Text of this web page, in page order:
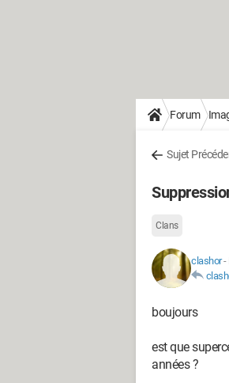
Forum
Sujet
Clans
clashor-
boujours
est que
années ?